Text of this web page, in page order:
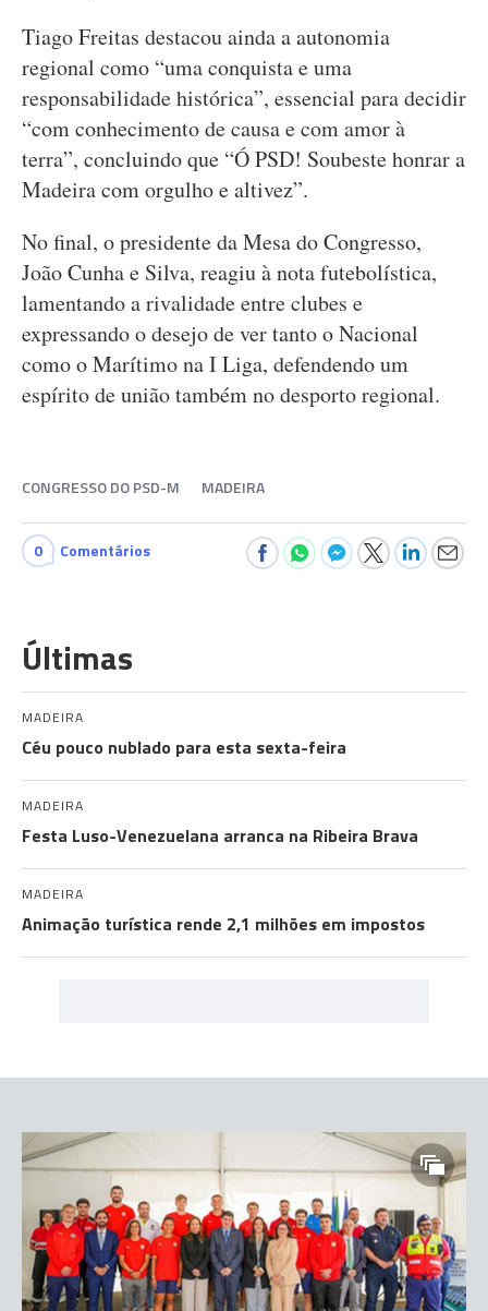
Tiago Freitas destacou ainda a autonomia
regional como “uma conquista e uma
responsabilidade histórica”, essencial para decidir
“com conhecimento de causa e com amor à
terra”, concluindo que “Ó PSD! Soubeste honrar a
Madeira com orgulho e altivez”.
No final, o presidente da Mesa do Congresso,
João Cunha e Silva, reagiu à nota futebolística,
lamentando a rivalidade entre clubes e
expressando o desejo de ver tanto o Nacional
como o Marítimo na I Liga, defendendo um
espírito de união também no desporto regional.
CONGRESSO DO PSD-M MADEIRA
0 Comentários
Últimas
MADEIRA
Céu pouco nublado para esta sexta-feira
MADEIRA
Festa Luso-Venezuelana arranca na Ribeira Brava
MADEIRA
Animação turística rende 2,1 milhões em impostos